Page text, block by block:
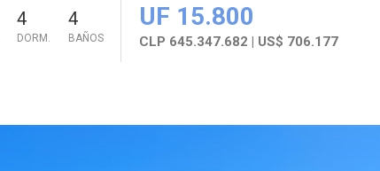
4
DORM.
4
BAÑOS
UF 15.800
CLP 645.347.682 | US$ 706.177